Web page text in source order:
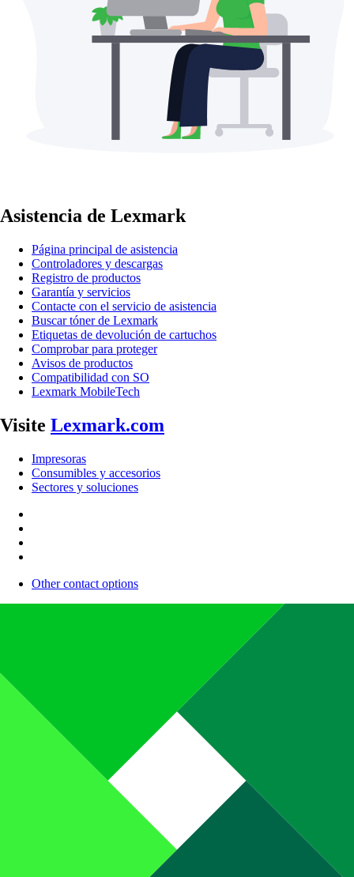
Asistencia de Lexmark
Página principal de asistencia
Controladores y descargas
Registro de productos
Garantía y servicios
Contacte con el servicio de asistencia
Buscar tóner de Lexmark
Etiquetas de devolución de cartuchos
Comprobar para proteger
Avisos de productos
Compatibilidad con SO
Lexmark MobileTech
Visite Lexmark.com
Impresoras
Consumibles y accesorios
Sectores y soluciones
Other contact options